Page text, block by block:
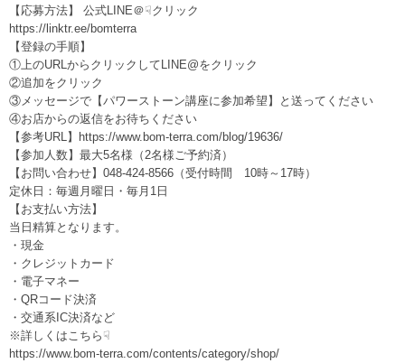
【応募方法】 公式LINE＠☟クリック
https://linktr.ee/bomterra
【登録の手順】
①上のURLからクリックしてLINE@をクリック
②追加をクリック
③メッセージで【パワーストーン講座に参加希望】と送ってください
④お店からの返信をお待ちください
【参考URL】
https://www.bom-terra.com/blog/19636/
【参加人数】最大5名様（2名様ご予約済）
【お問い合わせ】048-424-8566（受付時間 10時～17時）
定休日：毎週月曜日・毎月1日
【お支払い方法】
当日精算となります。
・現金
・クレジットカード
・電子マネー
・QRコード決済
・交通系IC決済など
※詳しくはこちら☟
https://www.bom-terra.com/contents/category/shop/